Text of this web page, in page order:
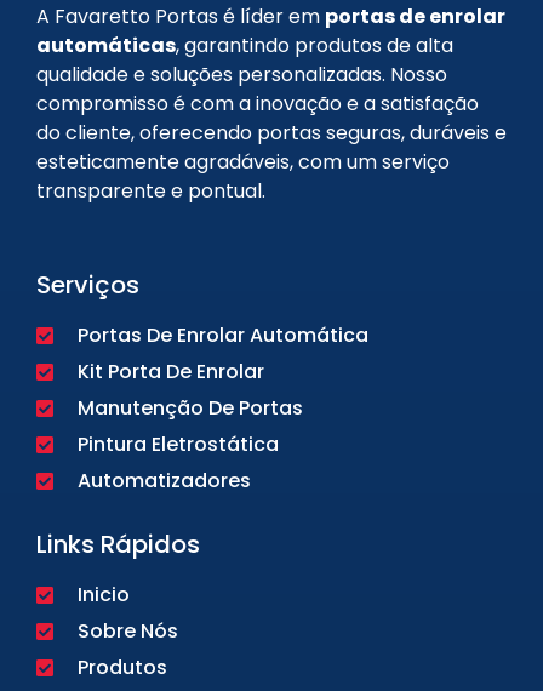
A Favaretto Portas é líder em portas de enrolar
automáticas, garantindo produtos de alta
qualidade e soluções personalizadas. Nosso
compromisso é com a inovação e a satisfação
do cliente, oferecendo portas seguras, duráveis e
esteticamente agradáveis, com um serviço
transparente e pontual.
Serviços
Portas De Enrolar Automática
Kit Porta De Enrolar
Manutenção De Portas
Pintura Eletrostática
Automatizadores
Links Rápidos
Inicio
Sobre Nós
Produtos